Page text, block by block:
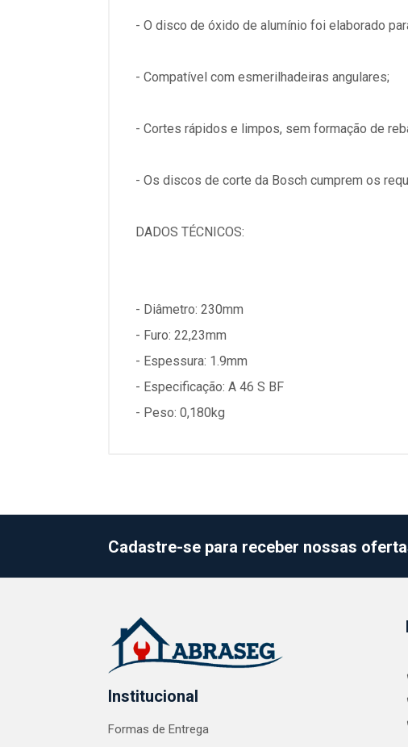
- O disco de óxido de alumínio foi elaborado
- Compatível com esmerilhadeiras angulares;
- Cortes rápidos e limpos, sem formação de
- Os discos de corte da Bosch cumprem os
DADOS TÉCNICOS:
- Diâmetro: 230mm
- Furo: 22,23mm
- Espessura: 1.9mm
- Especificação: A 46 S BF
- Peso: 0,180kg
Cadastre-se para receber nossas
Institucional
Formas de Entrega